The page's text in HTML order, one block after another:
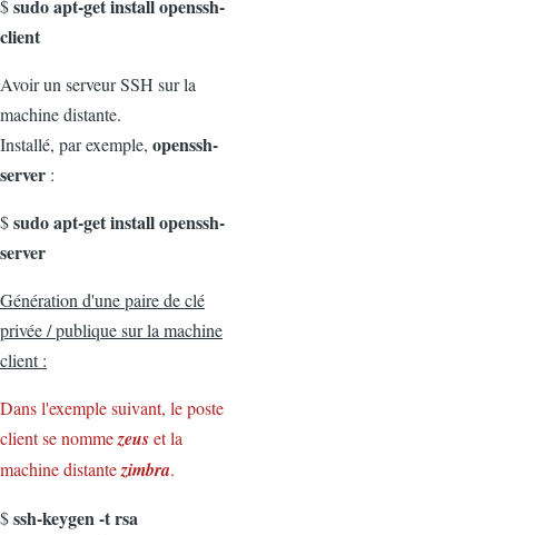
$sudo apt-get install openssh-
client
Avoir un serveur SSH sur la
machine distante.
Installé, par exemple, openssh-
server :
$sudo apt-get install openssh-
server
Génération d'une paire de clé
privée / publique sur la machine
client :
Dans l'exemple suivant, le poste
client se nommezeuset la
machine distantezimbra.
$ssh-keygen -t rsa